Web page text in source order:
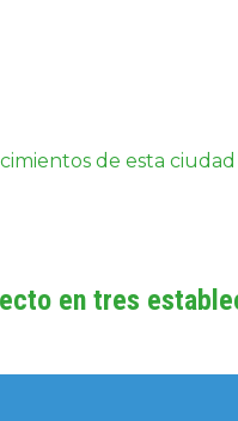
de esta
en tres